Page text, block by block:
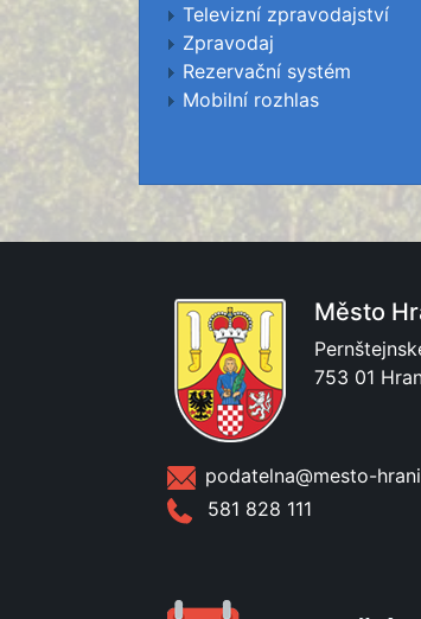
Televizní zpravodajství
Zpravodaj
Rezervační systém
Mobilní rozhlas
Město
753 01
podatelna@mesto-
581 828 111